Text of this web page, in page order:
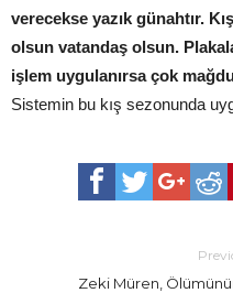
verecekse yazık günahtır.
olsun vatandaş olsun.
işlem uygulanırsa çok
Sistemin bu kış sezonunda
Zeki Müren, Ölümünün